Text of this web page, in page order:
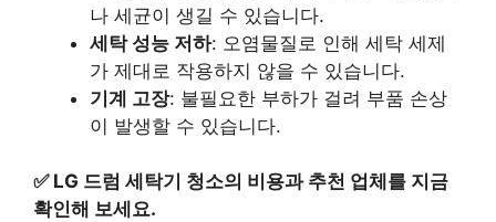
나 세균이 생길 수 있습니다.
세탁 성능 저하: 오염물질로 인해 세탁 세제
가 제대로 작용하지 않을 수 있습니다.
기계 고장: 불필요한 부하가 걸려 부품 손상
이 발생할 수 있습니다.
✅ LG 드럼 세탁기 청소의 비용과 추천 업체를 지금
확인해 보세요.